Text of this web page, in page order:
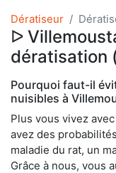
Dératiseur
ᐅ
dératisation
Pourquoi faut-il
nuisibles à
Plus vous vivez
avez des
maladie du rat, un
Grâce à nous, vous